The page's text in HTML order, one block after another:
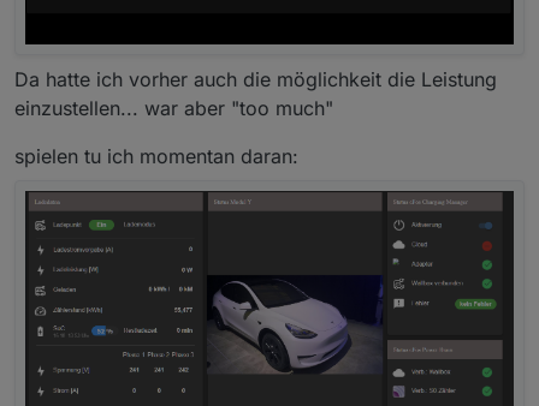
Da hatte ich vorher auch die möglichkeit die Leistung
einzustellen... war aber "too much"
spielen tu ich momentan daran: